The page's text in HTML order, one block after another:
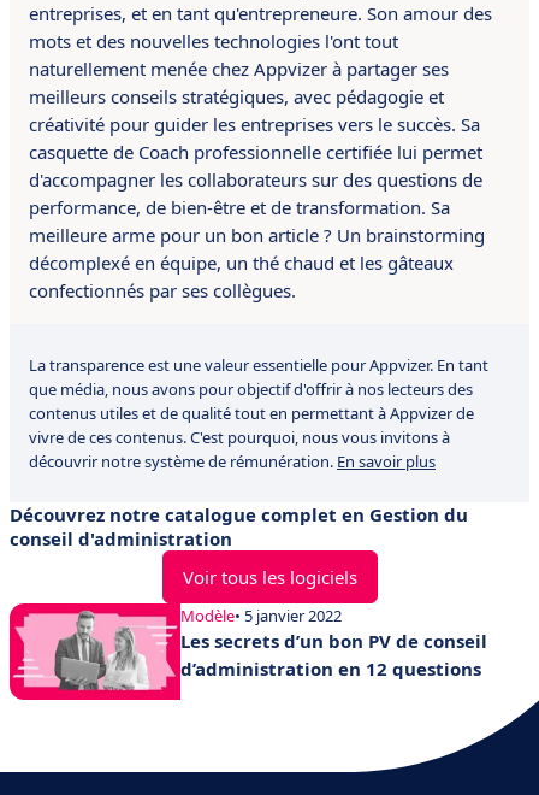
entreprises, et en tant qu'entrepreneure. Son amour des
mots et des nouvelles technologies l'ont tout
naturellement menée chez Appvizer à partager ses
meilleurs conseils stratégiques, avec pédagogie et
créativité pour guider les entreprises vers le succès. Sa
casquette de Coach professionnelle certifiée lui permet
d'accompagner les collaborateurs sur des questions de
performance, de bien-être et de transformation. Sa
meilleure arme pour un bon article ? Un brainstorming
décomplexé en équipe, un thé chaud et les gâteaux
confectionnés par ses collègues.
La transparence est une valeur essentielle pour Appvizer. En tant
que média, nous avons pour objectif d'offrir à nos lecteurs des
contenus utiles et de qualité tout en permettant à Appvizer de
vivre de ces contenus. C'est pourquoi, nous vous invitons à
découvrir notre système de rémunération. En savoir plus
Découvrez notre catalogue complet en Gestion du
conseil d'administration
Voir tous les logiciels
Modèle• 5 janvier 2022
Les secrets d’un bon PV de conseil
d’administration en 12 questions